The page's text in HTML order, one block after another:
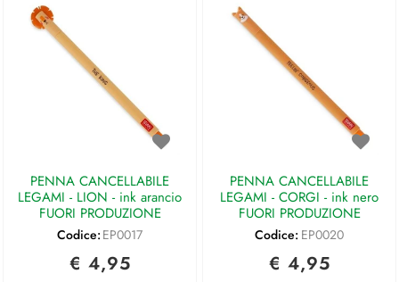
PENNA CANCELLABILE
LEGAMI - LION - ink arancio
FUORI PRODUZIONE
Codice: EP0017
€ 4,95
PENNA CANCELLABILE
LEGAMI - CORGI - ink nero
FUORI PRODUZIONE
Codice: EP0020
€ 4,95